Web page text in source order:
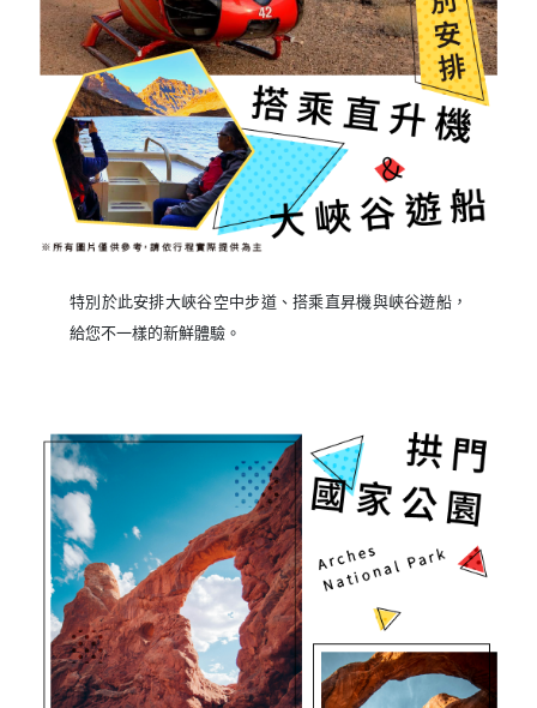
特別於此安排大峽谷空中步道、搭乘直昇機與峽谷遊船，
給您不一樣的新鮮體驗。